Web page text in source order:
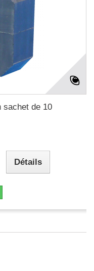
sachet de 10
Détails